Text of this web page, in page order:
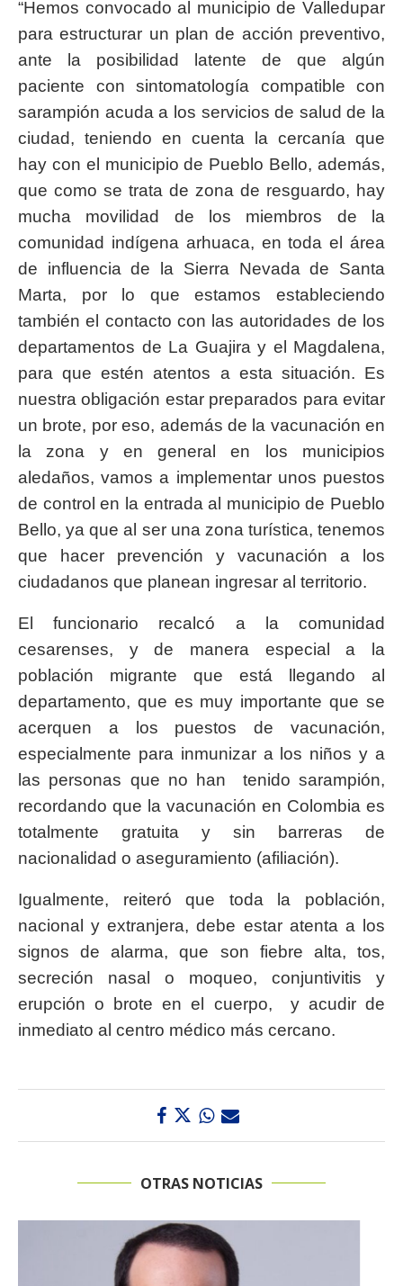
“Hemos convocado al municipio de Valledupar
para estructurar un plan de acción preventivo,
ante la posibilidad latente de que algún
paciente con sintomatología compatible con
sarampión acuda a los servicios de salud de la
ciudad, teniendo en cuenta la cercanía que
hay con el municipio de Pueblo Bello, además,
que como se trata de zona de resguardo, hay
mucha movilidad de los miembros de la
comunidad indígena arhuaca, en toda el área
de influencia de la Sierra Nevada de Santa
Marta, por lo que estamos estableciendo
también el contacto con las autoridades de los
departamentos de La Guajira y el Magdalena,
para que estén atentos a esta situación. Es
nuestra obligación estar preparados para evitar
un brote, por eso, además de la vacunación en
la zona y en general en los municipios
aledaños, vamos a implementar unos puestos
de control en la entrada al municipio de Pueblo
Bello, ya que al ser una zona turística, tenemos
que hacer prevención y vacunación a los
ciudadanos que planean ingresar al territorio.
El funcionario recalcó a la comunidad
cesarenses, y de manera especial a la
población migrante que está llegando al
departamento, que es muy importante que se
acerquen a los puestos de vacunación,
especialmente para inmunizar a los niños y a
las personas que no han tenido sarampión,
recordando que la vacunación en Colombia es
totalmente gratuita y sin barreras de
nacionalidad o aseguramiento (afiliación).
Igualmente, reiteró que toda la población,
nacional y extranjera, debe estar atenta a los
signos de alarma, que son fiebre alta, tos,
secreción nasal o moqueo, conjuntivitis y
erupción o brote en el cuerpo, y acudir de
inmediato al centro médico más cercano.
OTRAS NOTICIAS